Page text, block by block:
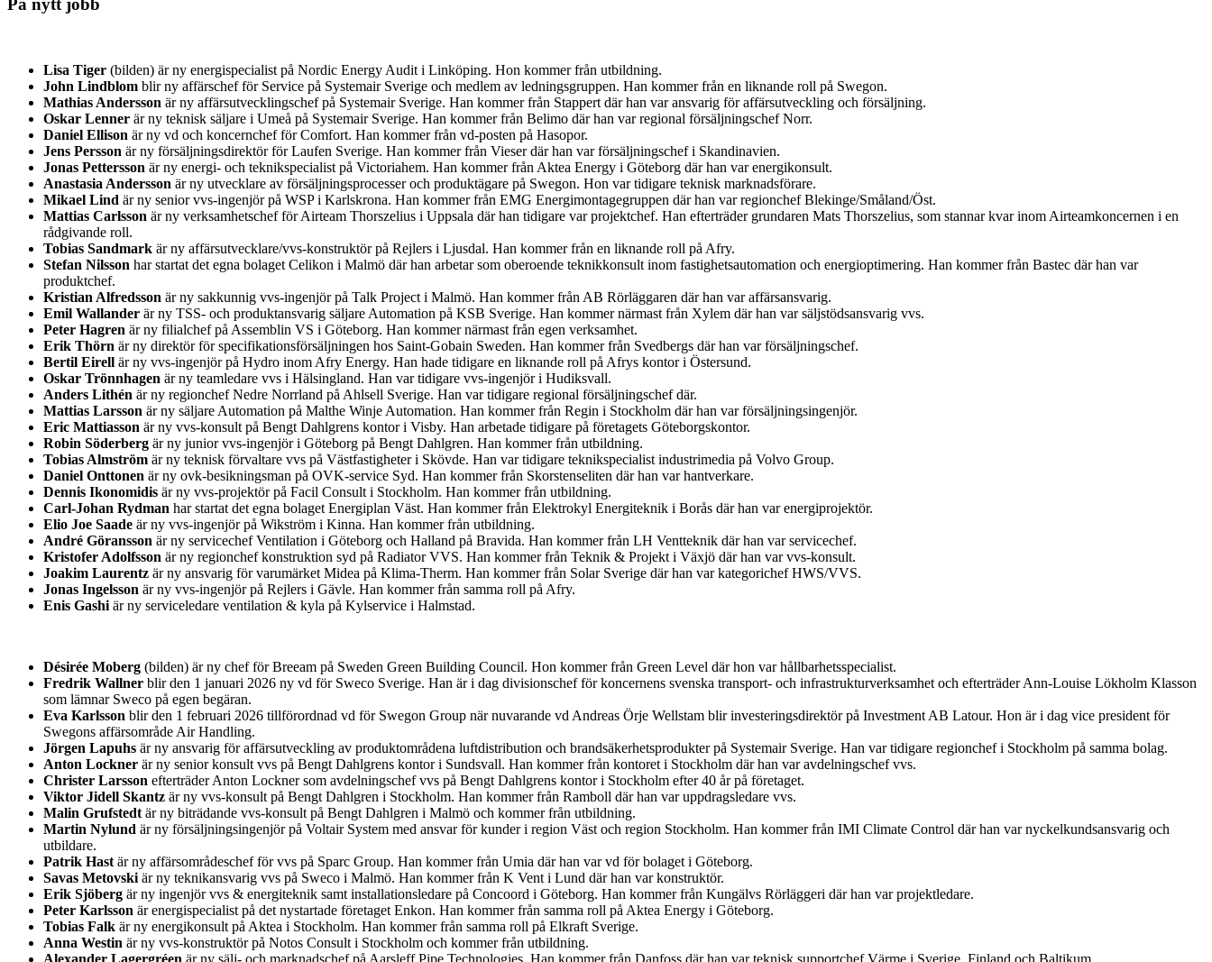
På nytt jobb
Lisa Tiger (bilden) är ny energispecialist på Nordic Energy Audit i Linköping. Hon kommer från utbildning.
John Lindblom blir ny affärschef för Service på Systemair Sverige och medlem av ledningsgruppen. Han kommer från en liknande roll på Swegon.
Mathias Andersson är ny affärsutvecklingschef på Systemair Sverige. Han kommer från Stappert där han var ansvarig för affärsutveckling och försäljning.
Oskar Lenner är ny teknisk säljare i Umeå på Systemair Sverige. Han kommer från Belimo där han var regional försäljningschef Norr.
Daniel Ellison är ny vd och koncernchef för Comfort. Han kommer från vd-posten på Hasopor.
Jens Persson är ny försäljningsdirektör för Laufen Sverige. Han kommer från Vieser där han var försäljningschef i Skandinavien.
Jonas Pettersson är ny energi- och teknikspecialist på Victoriahem. Han kommer från Aktea Energy i Göteborg där han var energikonsult.
Anastasia Andersson är ny utvecklare av försäljningsprocesser och produktägare på Swegon. Hon var tidigare teknisk marknadsförare.
Mikael Lind är ny senior vvs-ingenjör på WSP i Karlskrona. Han kommer från EMG Energimontagegruppen där han var regionchef Blekinge/Småland/Öst.
Mattias Carlsson är ny verksamhetschef för Airteam Thorszelius i Uppsala där han tidigare var projektchef. Han efterträder grundaren Mats Thorszelius, som stannar kvar inom Airteamkoncernen i en
rådgivande roll.
Tobias Sandmark är ny affärsutvecklare/vvs-konstruktör på Rejlers i Ljusdal. Han kommer från en liknande roll på Afry.
Stefan Nilsson har startat det egna bolaget Celikon i Malmö där han arbetar som oberoende teknikkonsult inom fastighetsautomation och energioptimering. Han kommer från Bastec där han var
produktchef.
Kristian Alfredsson är ny sakkunnig vvs-ingenjör på Talk Project i Malmö. Han kommer från AB Rörläggaren där han var affärsansvarig.
Emil Wallander är ny TSS- och produktansvarig säljare Automation på KSB Sverige. Han kommer närmast från Xylem där han var säljstödsansvarig vvs.
Peter Hagren är ny filialchef på Assemblin VS i Göteborg. Han kommer närmast från egen verksamhet.
Erik Thörn är ny direktör för specifikationsförsäljningen hos Saint-Gobain Sweden. Han kommer från Svedbergs där han var försäljningschef.
Bertil Eirell är ny vvs-ingenjör på Hydro inom Afry Energy. Han hade tidigare en liknande roll på Afrys kontor i Östersund.
Oskar Trönnhagen är ny teamledare vvs i Hälsingland. Han var tidigare vvs-ingenjör i Hudiksvall.
Anders Lithén är ny regionchef Nedre Norrland på Ahlsell Sverige. Han var tidigare regional försäljningschef där.
Mattias Larsson är ny säljare Automation på Malthe Winje Automation. Han kommer från Regin i Stockholm där han var försäljningsingenjör.
Eric Mattiasson är ny vvs-konsult på Bengt Dahlgrens kontor i Visby. Han arbetade tidigare på företagets Göteborgskontor.
Robin Söderberg är ny junior vvs-ingenjör i Göteborg på Bengt Dahlgren. Han kommer från utbildning.
Tobias Almström är ny teknisk förvaltare vvs på Västfastigheter i Skövde. Han var tidigare teknikspecialist industrimedia på Volvo Group.
Daniel Onttonen är ny ovk-besikningsman på OVK-service Syd. Han kommer från Skorstenseliten där han var hantverkare.
Dennis Ikonomidis är ny vvs-projektör på Facil Consult i Stockholm. Han kommer från utbildning.
Carl-Johan Rydman har startat det egna bolaget Energiplan Väst. Han kommer från Elektrokyl Energiteknik i Borås där han var energiprojektör.
Elio Joe Saade är ny vvs-ingenjör på Wikström i Kinna. Han kommer från utbildning.
André Göransson är ny servicechef Ventilation i Göteborg och Halland på Bravida. Han kommer från LH Ventteknik där han var servicechef.
Kristofer Adolfsson är ny regionchef konstruktion syd på Radiator VVS. Han kommer från Teknik & Projekt i Växjö där han var vvs-konsult.
Joakim Laurentz är ny ansvarig för varumärket Midea på Klima-Therm. Han kommer från Solar Sverige där han var kategorichef HWS/VVS.
Jonas Ingelsson är ny vvs-ingenjör på Rejlers i Gävle. Han kommer från samma roll på Afry.
Enis Gashi är ny serviceledare ventilation & kyla på Kylservice i Halmstad.
Désirée Moberg (bilden) är ny chef för Breeam på Sweden Green Building Council. Hon kommer från Green Level där hon var hållbarhetsspecialist.
Fredrik Wallner blir den 1 januari 2026 ny vd för Sweco Sverige. Han är i dag divisionschef för koncernens svenska transport- och infrastrukturverksamhet och efterträder Ann-Louise Lökholm Klasson
som lämnar Sweco på egen begäran.
Eva Karlsson blir den 1 februari 2026 tillförordnad vd för Swegon Group när nuvarande vd Andreas Örje Wellstam blir investeringsdirektör på Investment AB Latour. Hon är i dag vice president för
Swegons affärsområde Air Handling.
Jörgen Lapuhs är ny ansvarig för affärsutveckling av produktområdena luftdistribution och brandsäkerhetsprodukter på Systemair Sverige. Han var tidigare regionchef i Stockholm på samma bolag.
Anton Lockner är ny senior konsult vvs på Bengt Dahlgrens kontor i Sundsvall. Han kommer från kontoret i Stockholm där han var avdelningschef vvs.
Christer Larsson efterträder Anton Lockner som avdelningschef vvs på Bengt Dahlgrens kontor i Stockholm efter 40 år på företaget.
Viktor Jidell Skantz är ny vvs-konsult på Bengt Dahlgren i Stockholm. Han kommer från Ramboll där han var uppdragsledare vvs.
Malin Grufstedt är ny biträdande vvs-konsult på Bengt Dahlgren i Malmö och kommer från utbildning.
Martin Nylund är ny försäljningsingenjör på Voltair System med ansvar för kunder i region Väst och region Stockholm. Han kommer från IMI Climate Control där han var nyckelkundsansvarig och
utbildare.
Patrik Hast är ny affärsområdeschef för vvs på Sparc Group. Han kommer från Umia där han var vd för bolaget i Göteborg.
Savas Metovski är ny teknikansvarig vvs på Sweco i Malmö. Han kommer från K Vent i Lund där han var konstruktör.
Erik Sjöberg är ny ingenjör vvs & energiteknik samt installationsledare på Concoord i Göteborg. Han kommer från Kungälvs Rörläggeri där han var projektledare.
Peter Karlsson är energispecialist på det nystartade företaget Enkon. Han kommer från samma roll på Aktea Energy i Göteborg.
Tobias Falk är ny energikonsult på Aktea i Stockholm. Han kommer från samma roll på Elkraft Sverige.
Anna Westin är ny vvs-konstruktör på Notos Consult i Stockholm och kommer från utbildning.
Alexander Lagergréen är ny sälj- och marknadschef på Aarsleff Pipe Technologies. Han kommer från Danfoss där han var teknisk supportchef Värme i Sverige, Finland och Baltikum.